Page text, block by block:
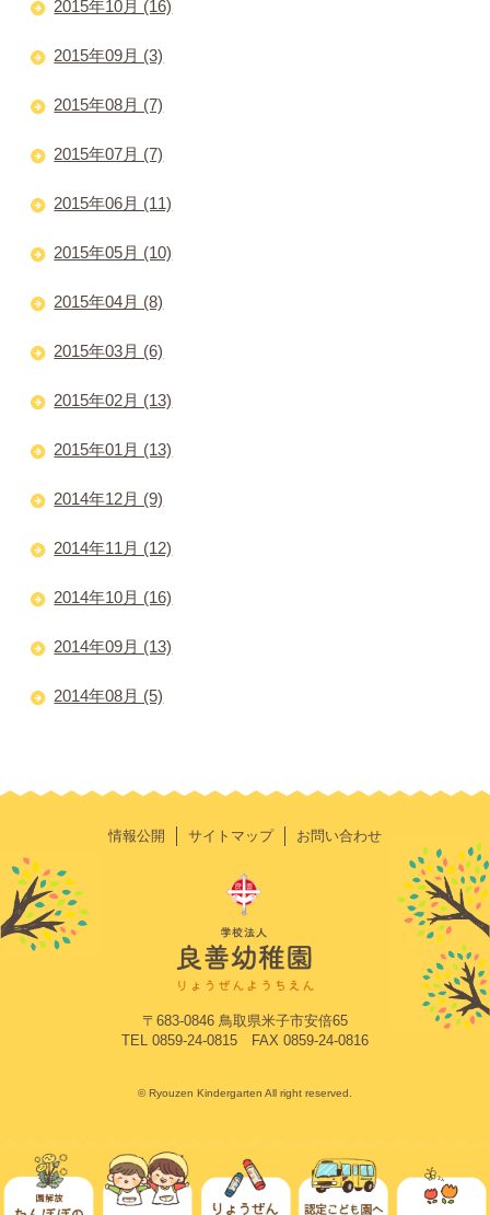
2015年10月 (16)
2015年09月 (3)
2015年08月 (7)
2015年07月 (7)
2015年06月 (11)
2015年05月 (10)
2015年04月 (8)
2015年03月 (6)
2015年02月 (13)
2015年01月 (13)
2014年12月 (9)
2014年11月 (12)
2014年10月 (16)
2014年09月 (13)
2014年08月 (5)
情報公開 サイトマップ お問い合わせ
〒683-0846 鳥取県米子市安倍65
TEL 0859-24-0815 FAX 0859-24-0816
© Ryouzen Kindergarten All right reserved.